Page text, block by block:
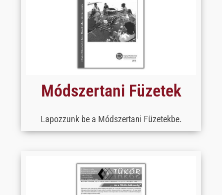
Módszertani Füzetek
Lapozzunk be a Módszertani Füzetekbe.